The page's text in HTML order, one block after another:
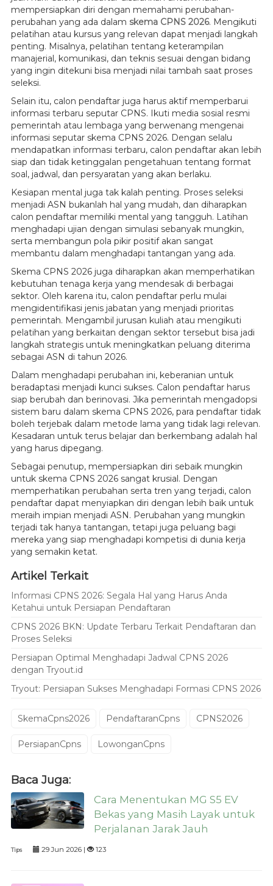
mempersiapkan diri dengan memahami perubahan-
perubahan yang ada dalam skema CPNS 2026. Mengikuti
pelatihan atau kursus yang relevan dapat menjadi langkah
penting. Misalnya, pelatihan tentang keterampilan
manajerial, komunikasi, dan teknis sesuai dengan bidang
yang ingin ditekuni bisa menjadi nilai tambah saat proses
seleksi.
Selain itu, calon pendaftar juga harus aktif memperbarui
informasi terbaru seputar CPNS. Ikuti media sosial resmi
pemerintah atau lembaga yang berwenang mengenai
informasi seputar skema CPNS 2026. Dengan selalu
mendapatkan informasi terbaru, calon pendaftar akan lebih
siap dan tidak ketinggalan pengetahuan tentang format
soal, jadwal, dan persyaratan yang akan berlaku.
Kesiapan mental juga tak kalah penting. Proses seleksi
menjadi ASN bukanlah hal yang mudah, dan diharapkan
calon pendaftar memiliki mental yang tangguh. Latihan
menghadapi ujian dengan simulasi sebanyak mungkin,
serta membangun pola pikir positif akan sangat
membantu dalam menghadapi tantangan yang ada.
Skema CPNS 2026 juga diharapkan akan memperhatikan
kebutuhan tenaga kerja yang mendesak di berbagai
sektor. Oleh karena itu, calon pendaftar perlu mulai
mengidentifikasi jenis jabatan yang menjadi prioritas
pemerintah. Mengambil jurusan kuliah atau mengikuti
pelatihan yang berkaitan dengan sektor tersebut bisa jadi
langkah strategis untuk meningkatkan peluang diterima
sebagai ASN di tahun 2026.
Dalam menghadapi perubahan ini, keberanian untuk
beradaptasi menjadi kunci sukses. Calon pendaftar harus
siap berubah dan berinovasi. Jika pemerintah mengadopsi
sistem baru dalam skema CPNS 2026, para pendaftar tidak
boleh terjebak dalam metode lama yang tidak lagi relevan.
Kesadaran untuk terus belajar dan berkembang adalah hal
yang harus dipegang.
Sebagai penutup, mempersiapkan diri sebaik mungkin
untuk skema CPNS 2026 sangat krusial. Dengan
memperhatikan perubahan serta tren yang terjadi, calon
pendaftar dapat menyiapkan diri dengan lebih baik untuk
meraih impian menjadi ASN. Perubahan yang mungkin
terjadi tak hanya tantangan, tetapi juga peluang bagi
mereka yang siap menghadapi kompetisi di dunia kerja
yang semakin ketat.
Artikel Terkait
Informasi CPNS 2026: Segala Hal yang Harus Anda
Ketahui untuk Persiapan Pendaftaran
CPNS 2026 BKN: Update Terbaru Terkait Pendaftaran dan
Proses Seleksi
Persiapan Optimal Menghadapi Jadwal CPNS 2026
dengan Tryout.id
Tryout: Persiapan Sukses Menghadapi Formasi CPNS 2026
SkemaCpns2026 PendaftaranCpns CPNS2026
PersiapanCpns LowonganCpns
Baca Juga:
Cara Menentukan MG S5 EV
Bekas yang Masih Layak untuk
Perjalanan Jarak Jauh
Tips 29 Jun 2026 | 123